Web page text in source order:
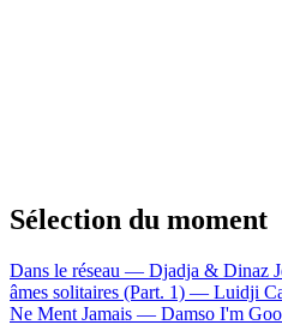
Sélection du moment
Dans le réseau — Djadja & Dinaz
âmes solitaires (Part. 1) — Luidji
Ne Ment Jamais — Damso I'm